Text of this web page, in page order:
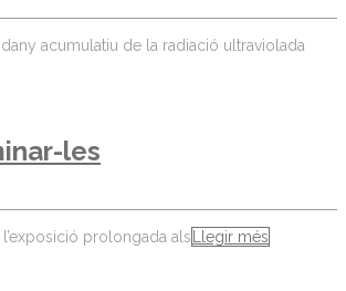
acumulatiu de la radiació ultraviolada
les
prolongada als Llegir més